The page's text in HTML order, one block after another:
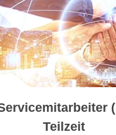
Teilzeit